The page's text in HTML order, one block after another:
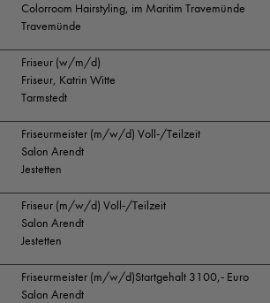
Colorroom Hairstyling, im Maritim Travemünde
Travemünde
Friseur (w/m/d)
Friseur, Katrin Witte
Tarmstedt
Friseurmeister (m/w/d) Voll-/Teilzeit
Salon Arendt
Jestetten
Friseur (m/w/d) Voll-/Teilzeit
Salon Arendt
Jestetten
Friseurmeister (m/w/d)Startgehalt 3100,- Euro
Salon Arendt